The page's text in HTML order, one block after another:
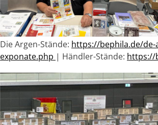
Die Argen-Stände: https://bephila.de/de-
exponate.php | Händler-Stände: https://